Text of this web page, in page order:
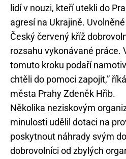
lidí v nouzi, kteří utekli do
agresí na Ukrajině.
Český červený kříž
rozsahu vykonávané práce.
tomuto kroku podaří
chtěli do pomoci zapojit,”
města Prahy Zdeněk Hřib.
Několika neziskovým
minulosti udělil dotaci na
poskytnout náhrady svým
dobrovolníci od zbylých